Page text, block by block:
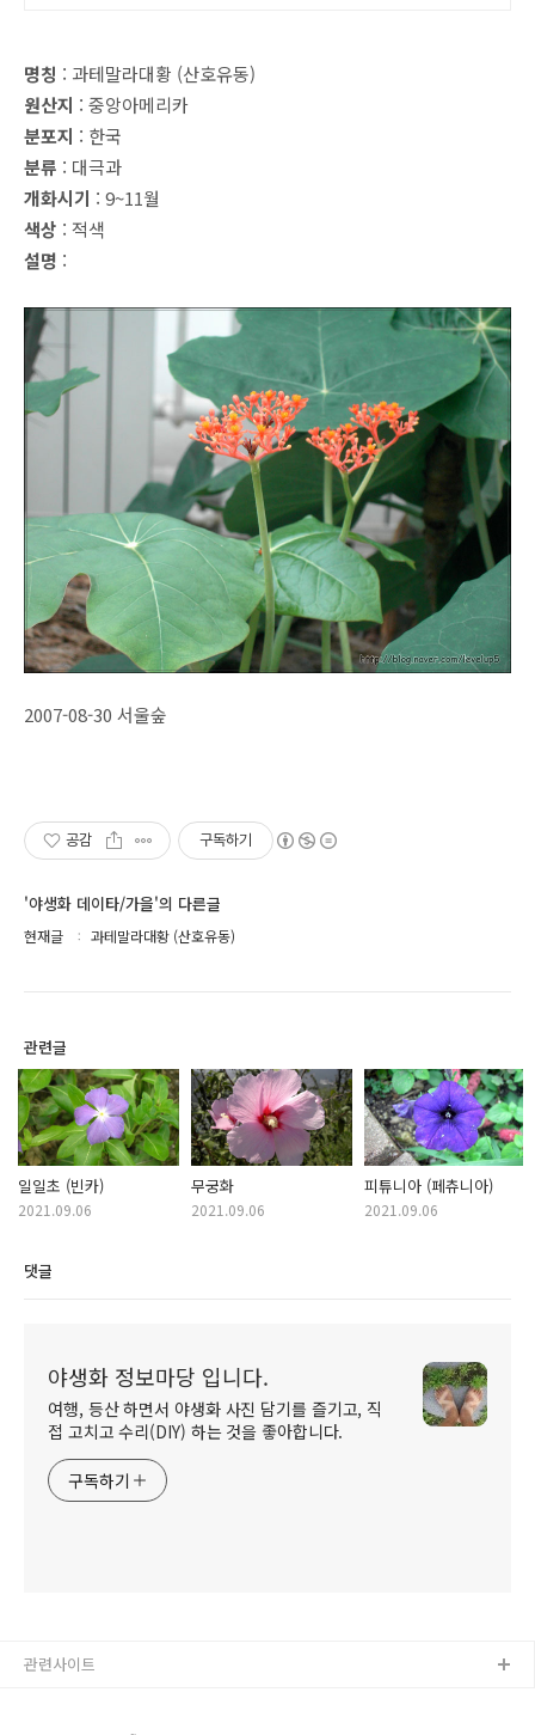
명칭 : 과테말라대황 (산호유동)
원산지 : 중앙아메리카
분포지 : 한국
분류 : 대극과
개화시기 : 9~11월
색상 : 적색
설명 :
2007-08-30 서울숲
공감 구독하기
'야생화 데이타/가을'의 다른글
현재글 과테말라대황 (산호유동)
관련글
일일초 (빈카)
2021.09.06
무궁화
2021.09.06
피튜니아 (페츄니아)
2021.09.06
댓글
야생화 정보마당 입니다.
여행, 등산 하면서 야생화 사진 담기를 즐기고, 직
접 고치고 수리(DIY) 하는 것을 좋아합니다.
구독하기
관련사이트